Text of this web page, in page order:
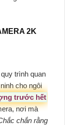
2K
trình quan
cho ngôi
trước hết
nơi mà
chắn rằng